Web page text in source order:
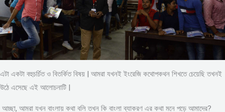
এটা একটা বহুচর্চিত ও বিতর্কিত বিষয় | আমরা যখনই ইংরেজি কথোপকথন শিখতে চেয়েছি তখনই
উঠে এসেছে এই আলোচনাটি |
আচ্ছা, আমরা যখন বাংলায় কথা বলি তখন কি বাংলা ব্যাকরণ এর কথা মনে পড়ে আমাদের?